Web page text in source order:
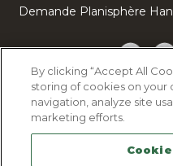
Demande Planisphère
By clicking “Accept All
storing of cookies on your
navigation, analyze site
marketing efforts.